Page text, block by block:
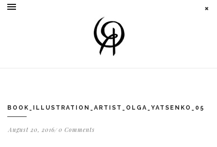
BOOK_ILLUSTRATION_ARTIST_OLGA_YATSENKO_05
August 20, 2016 0 Comments